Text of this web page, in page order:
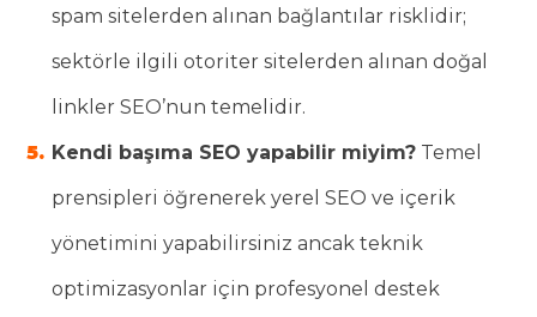
spam sitelerden alınan bağlantılar risklidir;
sektörle ilgili otoriter sitelerden alınan doğal
linkler SEO’nun temelidir.
Kendi başıma SEO yapabilir miyim? Temel
prensipleri öğrenerek yerel SEO ve içerik
yönetimini yapabilirsiniz ancak teknik
optimizasyonlar için profesyonel destek